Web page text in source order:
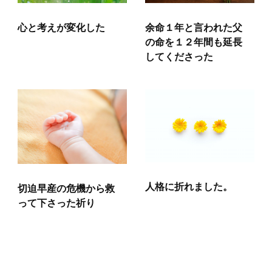
心と考えが変化した
余命１年と言われた父
の命を１２年間も延長
してくださった
切迫早産の危機から救
って下さった祈り
人格に折れました。